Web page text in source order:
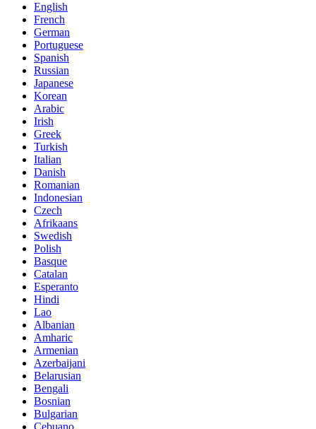
English
French
German
Portuguese
Spanish
Russian
Japanese
Korean
Arabic
Irish
Greek
Turkish
Italian
Danish
Romanian
Indonesian
Czech
Afrikaans
Swedish
Polish
Basque
Catalan
Esperanto
Hindi
Lao
Albanian
Amharic
Armenian
Azerbaijani
Belarusian
Bengali
Bosnian
Bulgarian